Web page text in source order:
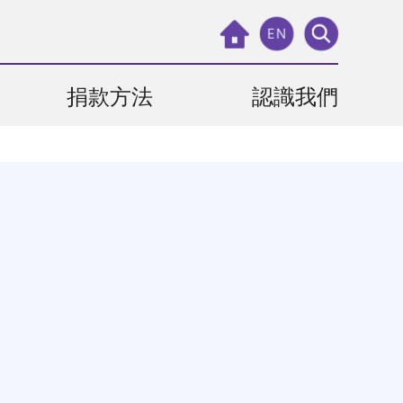
EN
捐款方法 認識我們